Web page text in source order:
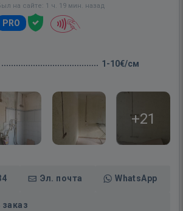
на сайте: 1 ч. 19 мин. назад
PRO
1-10€/см
+21
Эл. почта WhatsApp